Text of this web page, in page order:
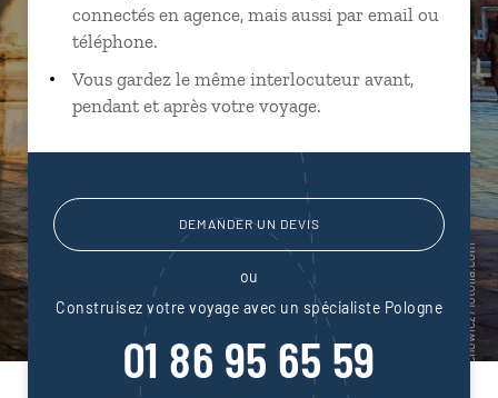
connectés en agence, mais aussi par email ou
téléphone.
Vous gardez le même interlocuteur avant,
pendant et après votre voyage.
DEMANDER UN DEVIS
ou
Construisez votre voyage avec un spécialiste Pologne
01 86 95 65 59